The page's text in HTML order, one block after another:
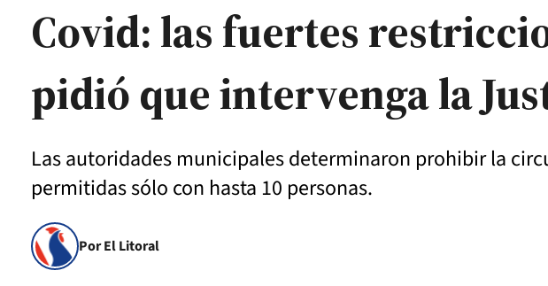
Covid: las fuertes
pidió que intervenga la
Las autoridades municipales determinaron prohibir la
permitidas sólo con hasta 10 personas.
Por El Litoral